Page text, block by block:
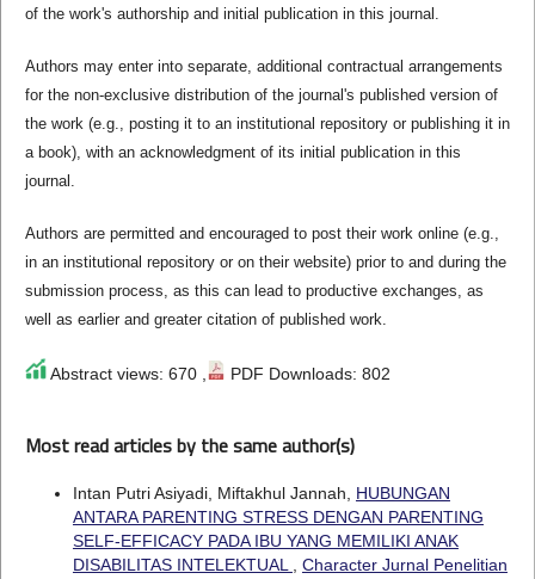
of the work's authorship and initial publication in this journal.
Authors may enter into separate, additional contractual arrangements
for the non-exclusive distribution of the journal's published version of
the work (e.g., posting it to an institutional repository or publishing it in
a book), with an acknowledgment of its initial publication in this
journal.
Authors are permitted and encouraged to post their work online (e.g.,
in an institutional repository or on their website) prior to and during the
submission process, as this can lead to productive exchanges, as
well as earlier and greater citation of published work.
Abstract views: 670 , PDF Downloads: 802
Most read articles by the same author(s)
Intan Putri Asiyadi, Miftakhul Jannah, HUBUNGAN
ANTARA PARENTING STRESS DENGAN PARENTING
SELF-EFFICACY PADA IBU YANG MEMILIKI ANAK
DISABILITAS INTELEKTUAL
Character Jurnal Penelitian